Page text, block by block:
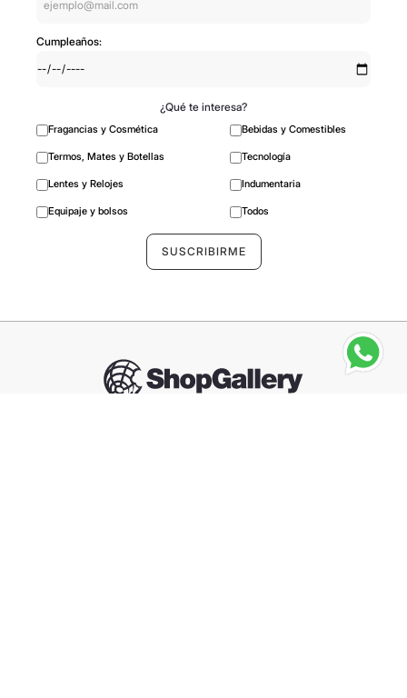
Correo:
Cumpleaños:
¿Qué te interesa?
Fragancias y Cosmética Bebidas y Comestibles
Termos, Mates y Botellas Tecnología
Lentes y Relojes Indumentaria
Todos